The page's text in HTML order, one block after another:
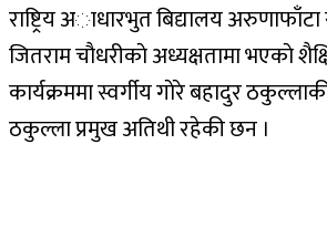
राष्ट्रिय अाधारभुत बिद्यालय
जितराम चाैधरीकाे अध्यक्षतामा भएकाे
कार्यक्रममा स्वर्गीय गाेरे बहादुर
ठकुल्ला प्रमुख अतिथी रहेकी छन ।